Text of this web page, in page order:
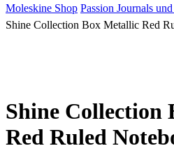
Moleskine Shop Passion Journals
Shine Collection Box Metallic Red
Shine Collection
Red Ruled